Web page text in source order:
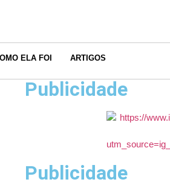
ELA FOI ARTIGOS
Publicidade
Publicidade